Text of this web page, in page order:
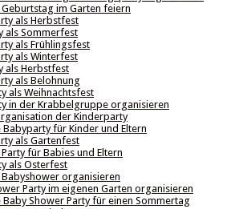
Geburtstag im Garten feiern
als Herbstfest
als Sommerfest
als Frühlingsfest
als Winterfest
als Herbstfest
als Belohnung
als Weihnachtsfest
in der Krabbelgruppe organisieren
der Kinderparty
Babyparty für Kinder und Eltern
als Gartenfest
für Babies und Eltern
als Osterfest
Babyshower organisieren
Party im eigenen Garten organisieren
Baby Shower Party für einen Sommertag